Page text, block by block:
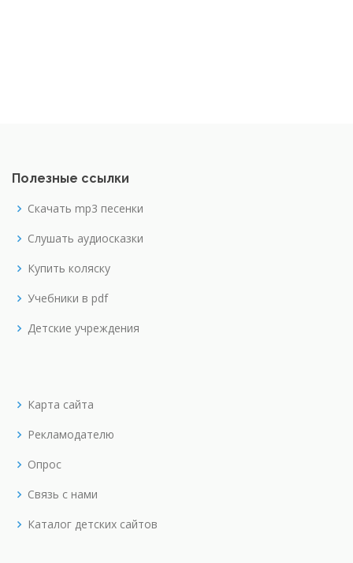
Полезные ссылки
Скачать mp3 песенки
Слушать аудиосказки
Купить коляску
Учебники в pdf
Детские учреждения
Карта сайта
Рекламодателю
Опрос
Связь с нами
Каталог детских сайтов